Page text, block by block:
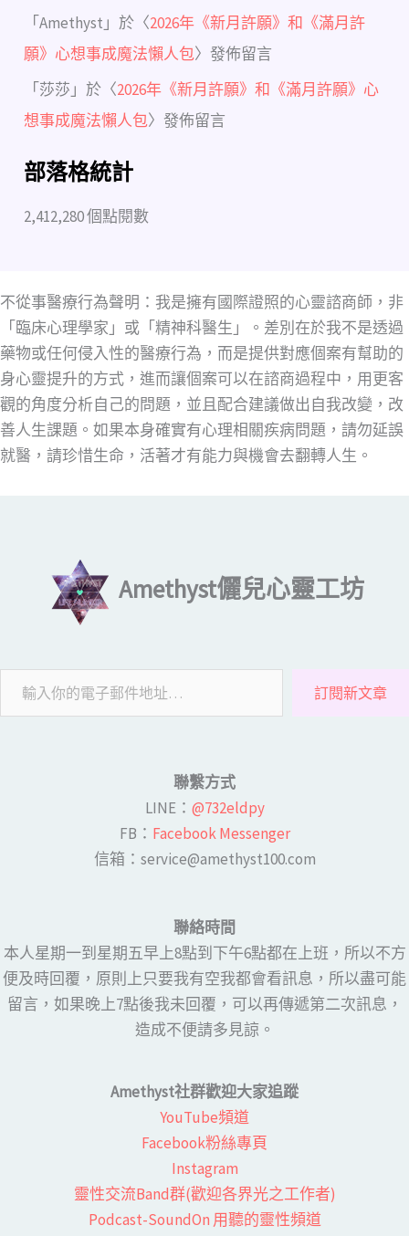
「Amethyst 」於〈2026年《新月許願》和《滿月許
願》心想事成魔法懶人包〉發佈留言
「 莎莎 」於〈2026年《新月許願》和《滿月許願》心
想事成魔法懶人包〉發佈留言
部落格統計
2,412,280 個點閱數
不從事醫療行為聲明：我是擁有國際證照的心靈諮商師，非
「臨床心理學家」或「精神科醫生」。差別在於我不是透過
藥物或任何侵入性的醫療行為，而是提供對應個案有幫助的
身心靈提升的方式，進而讓個案可以在諮商過程中，用更客
觀的角度分析自己的問題，並且配合建議做出自我改變，改
善人生課題。如果本身確實有心理相關疾病問題，請勿延誤
就醫，請珍惜生命，活著才有能力與機會去翻轉人生。
Amethyst儷兒心靈工坊
訂閱新文章
聯繫方式
LINE​： @732eldpy
FB：​ Facebook Messenger
​​信箱：service@amethyst100.com
聯絡時間
本人星期一到星期五早上8點到下午6點都在上班，所以不方
便及時回覆，原則上只要我有空我都會看訊息，所以盡可能
留言，如果晚上7點後我未回覆，可以再傳遞第二次訊息，
造成不便請多見諒。
Amethyst社群歡迎大家追蹤
YouTube頻道
Facebook粉絲專頁​
Instagram
靈性交流Band群(歡迎各界光之工作者)​
Podcast-SoundOn 用聽的靈性頻道